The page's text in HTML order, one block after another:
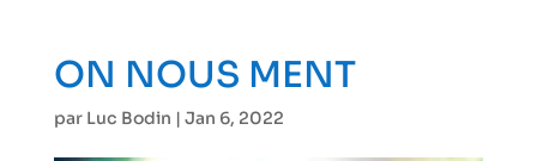
ON NOUS MENT
par Luc Bodin | Jan 6, 2022